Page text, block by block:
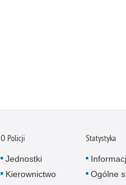
O Policji
Jednostki
Kierownictwo
Statystyka
Ogólne